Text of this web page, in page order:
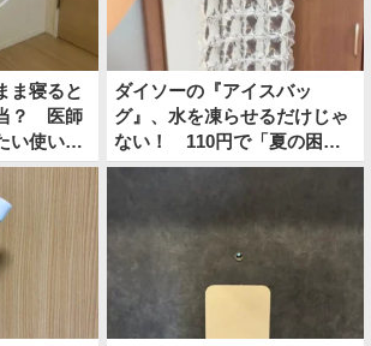
ま寝ると
？ 医師
い使い
ダイソーの『アイスバッ
グ』、水を凍らせるだけじゃ
ない！ 110円で「夏の困り
ごと」を解決